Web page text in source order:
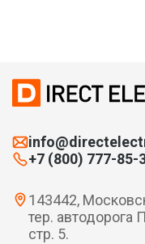
+7 (800) 777-85-
143442,
тер. автодорога
стр. 5.